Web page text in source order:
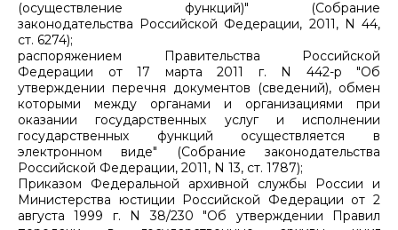
(осуществление функций)" (Собрание
законодательства Российской Федерации, 2011, N 44,
ст. 6274);
распоряжением Правительства Российской
Федерации от 17 марта 2011 г. N 442-р "Об
утверждении перечня документов (сведений), обмен
которыми между органами и организациями при
оказании государственных услуг и исполнении
государственных функций осуществляется в
электронном виде" (Собрание законодательства
Российской Федерации, 2011, N 13, ст. 1787);
Приказом Федеральной архивной службы России и
Министерства юстиции Российской Федерации от 2
августа 1999 г. N 38/230 "Об утверждении Правил